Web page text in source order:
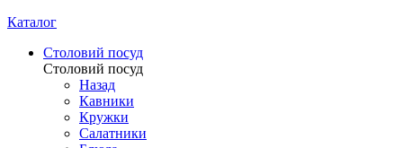
Каталог
Столовий посуд
Столовий посуд
Назад
Кавники
Кружки
Салатники